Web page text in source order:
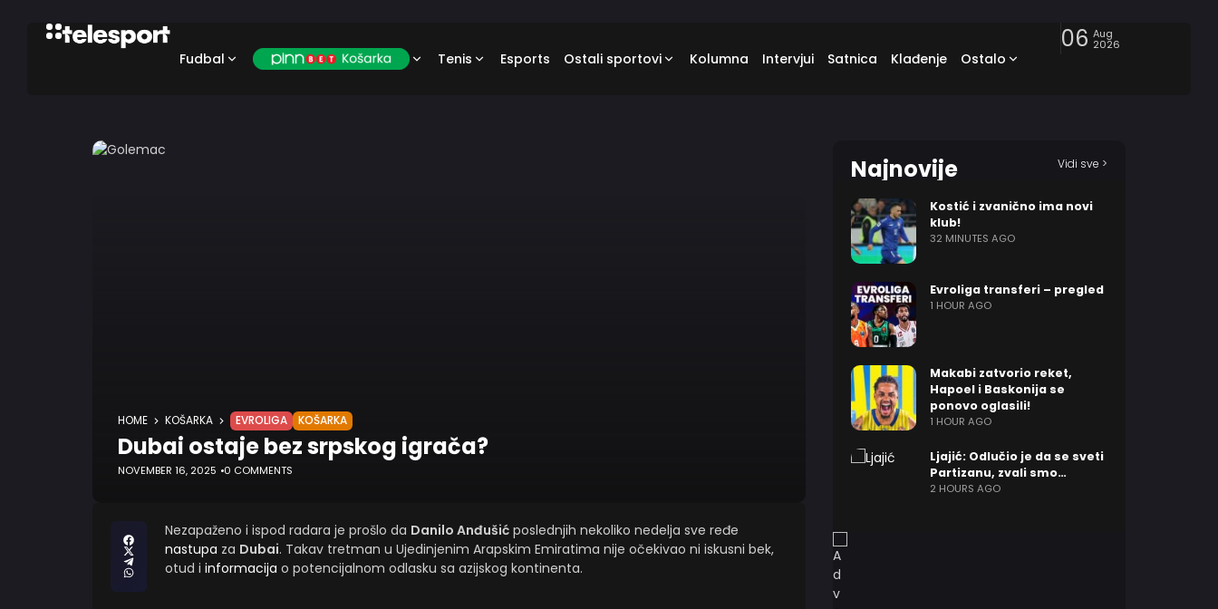
Fudbal Tenis Esports Ostali sportovi Kolumna Intervjui Satnica Klađenje Ostalo
06 Aug
2026
HOME KOŠARKA EVROLIGA KOŠARKA
Dubai ostaje bez srpskog igrača?
NOVEMBER 16, 2025 0 COMMENTS
Nezapaženo i ispod radara je prošlo da Danilo Anđušić poslednjih nekoliko nedelja sve ređe
nastupa za Dubai. Takav tretman u Ujedinjenim Arapskim Emiratima nije očekivao ni iskusni bek,
otud i informacija o potencijalnom odlasku sa azijskog kontinenta.
Najnovije Vidi sve >
Kostić i zvanično ima novi
klub!
32 MINUTES AGO
Evroliga transferi – pregled
1 HOUR AGO
Makabi zatvorio reket,
Hapoel i Baskonija se
ponovo oglasili!
1 HOUR AGO
Ljajić: Odlučio je da se sveti
Partizanu, zvali smo…
2 HOURS AGO